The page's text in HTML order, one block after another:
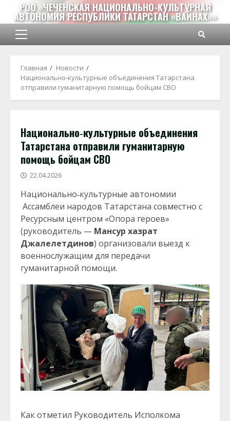
Перейти
содержимому
РОО «ЧЕЧЕНСКАЯ НАЦИОНАЛЬНО-КУЛЬТУРНАЯ
АВТОНОМИЯ РЕСПУБЛИКИ ТАТАРСТАН «ВАЙНАХ»»
Основное
Главная
Новости
Национально‑культурные объединения Татарстана
отправили гуманитарную помощь бойцам СВО
Национально‑культурные объединения
Татарстана отправили гуманитарную
помощь бойцам СВО
22.04.2026
Национально‑культурные автономии
Ассамблеи народов Татарстана совместно с
Ресурсным центром «Опора героев»
(руководитель — Мансур хазрат
Джалелетдинов) организовали выезд к
военнослужащим для передачи
гуманитарной помощи.
Как отметил Руководитель Исполкома